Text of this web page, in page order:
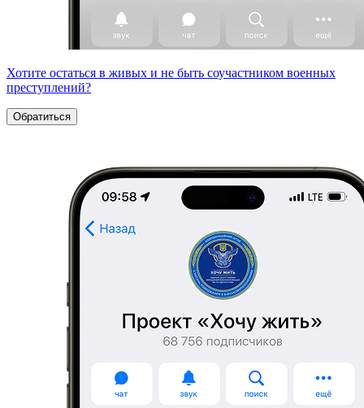
Хотите остаться в живых и не быть соучастником военных
преступлений?
Обратиться